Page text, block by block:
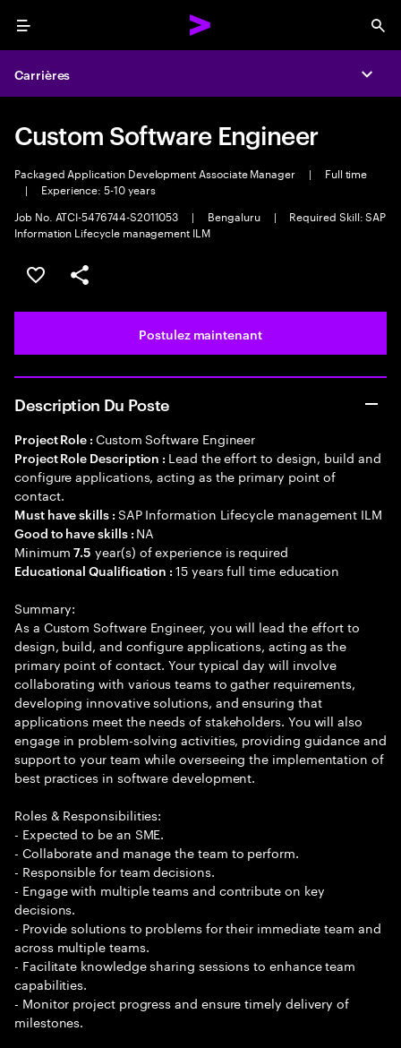
Menu
Carrières
Custom Software Engineer
Packaged Application Development Associate Manager |
Full time
|
Experience: 5-10 years
Job No. ATCI-5476744-S2011053
| Bengaluru |
Required Skill: SAP
Information Lifecycle management ILM
Sélectionner pour enregistrer l’emploi
PARTAGER
Postulez maintenant
Description Du Poste
Project Role : Custom Software Engineer
Project Role Description : Lead the effort to design, build and
configure applications, acting as the primary point of
contact.
Must have skills : SAP Information Lifecycle management ILM
Good to have skills : NA
Minimum7.5 year(s) of experience is required
Educational Qualification :15 years full time education
Summary:
As a Custom Software Engineer, you will lead the effort to
design, build, and configure applications, acting as the
primary point of contact. Your typical day will involve
collaborating with various teams to gather requirements,
developing innovative solutions, and ensuring that
applications meet the needs of stakeholders. You will also
engage in problem-solving activities, providing guidance and
support to your team while overseeing the implementation of
best practices in software development.
Roles & Responsibilities:
- Expected to be an SME.
- Collaborate and manage the team to perform.
- Responsible for team decisions.
- Engage with multiple teams and contribute on key
decisions.
- Provide solutions to problems for their immediate team and
across multiple teams.
- Facilitate knowledge sharing sessions to enhance team
capabilities.
- Monitor project progress and ensure timely delivery of
milestones.